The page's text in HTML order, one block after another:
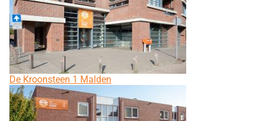
De Kroonsteen 1 Malden